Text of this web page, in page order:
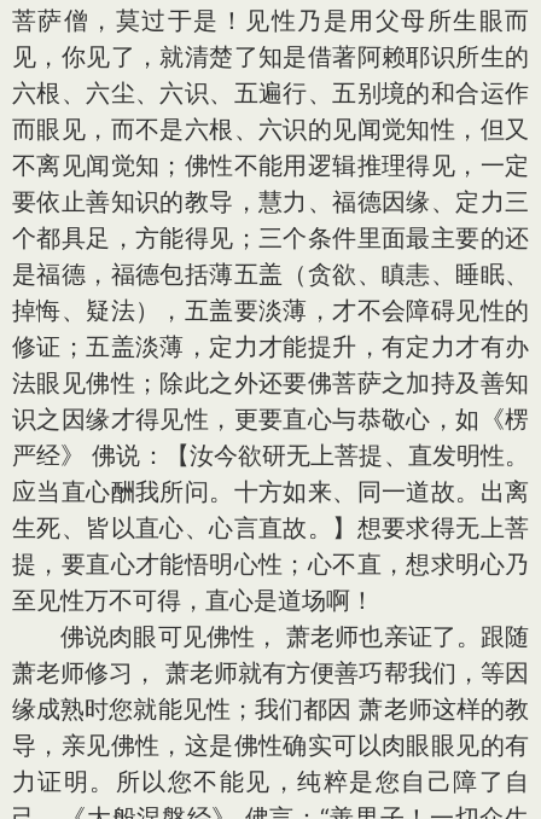
菩萨僧，莫过于是！见性乃是用父母所生眼而
见，你见了，就清楚了知是借著阿赖耶识所生的
六根、六尘、六识、五遍行、五别境的和合运作
而眼见，而不是六根、六识的见闻觉知性，但又
不离见闻觉知；佛性不能用逻辑推理得见，一定
要依止善知识的教导，慧力、福德因缘、定力三
个都具足，方能得见；三个条件里面最主要的还
是福德，福德包括薄五盖（贪欲、瞋恚、睡眠、
掉悔、疑法），五盖要淡薄，才不会障碍见性的
修证；五盖淡薄，定力才能提升，有定力才有办
法眼见佛性；除此之外还要佛菩萨之加持及善知
识之因缘才得见性，更要直心与恭敬心，如《楞
严经》 佛说：【汝今欲研无上菩提、直发明性。
应当直心酬我所问。十方如来、同一道故。出离
生死、皆以直心、心言直故。】想要求得无上菩
提，要直心才能悟明心性；心不直，想求明心乃
至见性万不可得，直心是道场啊！
佛说肉眼可见佛性， 萧老师也亲证了。跟随
萧老师修习， 萧老师就有方便善巧帮我们，等因
缘成熟时您就能见性；我们都因 萧老师这样的教
导，亲见佛性，这是佛性确实可以肉眼眼见的有
力证明。所以您不能见，纯粹是您自己障了自